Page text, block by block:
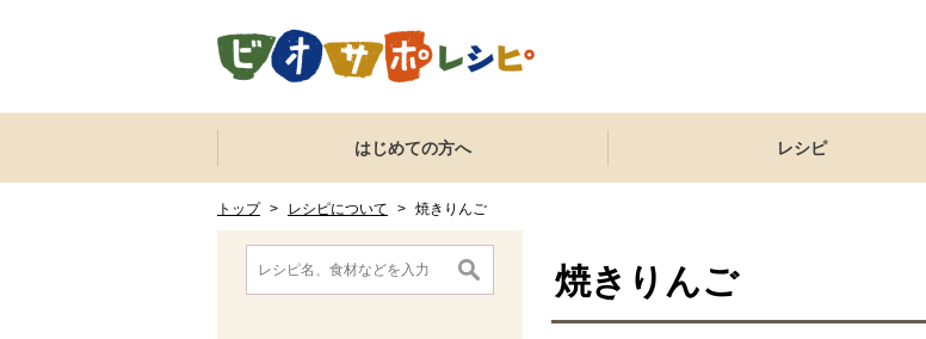
ここからサイト内共通メニューです。
サイト内共通メニューをスキップする
はじめての方へ レシピ
トップ > レシピについて > 焼きりんご
ここから消費材検索メニューです。
消費材検索メニューここまで。
ここから本文です。
焼きりんご